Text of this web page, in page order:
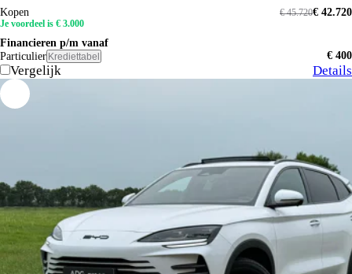
Kopen € 42.720
€ 45.720
Je voordeel is € 3.000
Financieren p/m vanaf
Particulier Krediettabel € 400
Vergelijk Details